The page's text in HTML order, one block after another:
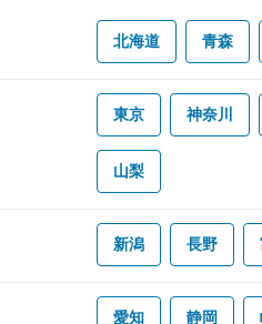
北海道 青森
東京 神奈川
山梨
新潟 長野
愛知 静岡